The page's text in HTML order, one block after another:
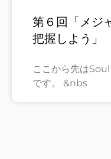
第６回「メジ
把握しよう」
ここから先は
です。 &nbs